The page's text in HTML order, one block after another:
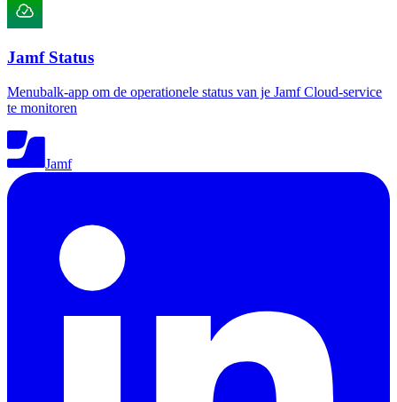
Jamf Status
Menubalk-app om de operationele status van je Jamf Cloud-service
te monitoren
Jamf